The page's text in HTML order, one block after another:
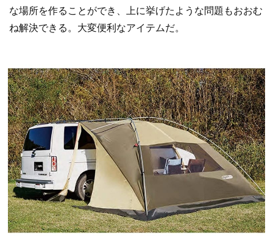
な場所を作ることができ、上に挙げたような問題もおおむ
ね解決できる。大変便利なアイテムだ。